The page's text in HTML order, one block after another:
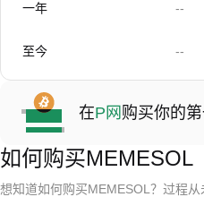
一年 --
至今 --
在P网 购买你的
如何购买MEMESOL
想知道如何购买MEMESOL？过程